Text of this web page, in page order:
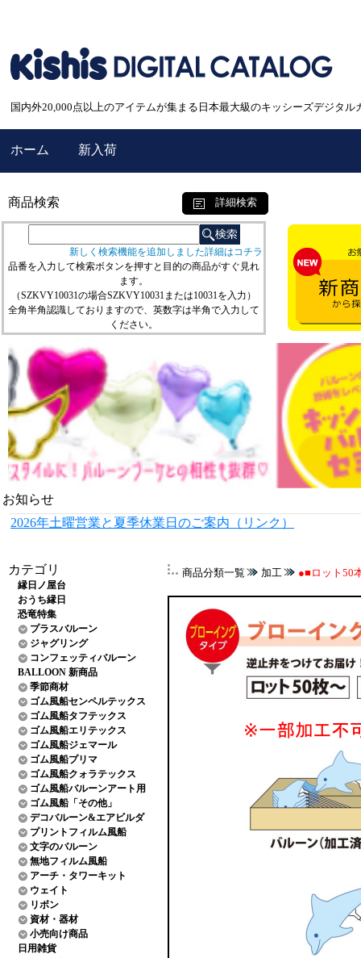
国内外20,000点以上のアイテムが集まる日本最大級のキッシーズデジタル
ホーム 新入荷
商品検索 詳細検索
新しく検索機能を追加しました詳細はコチラ
品番を入力して検索ボタンを押すと目的の商品がすぐ見れ
ます。
（SZKVY10031の場合SZKVY10031または10031を入力）
全角半角認識しておりますので、英数字は半角で入力して
ください。
お知らせ
2026年土曜営業と夏季休業日のご案内（リンク）
カテゴリ
縁日ノ屋台
おうち縁日
恐竜特集
プラスバルーン
ジャグリング
コンフェッティバルーン
BALLOON 新商品
季節商材
ゴム風船センペルテックス
ゴム風船タフテックス
ゴム風船エリテックス
ゴム風船ジェマール
ゴム風船プリマ
ゴム風船クォラテックス
ゴム風船バルーンアート用
ゴム風船「その他」
デコバルーン&エアビルダ
プリントフィルム風船
文字のバルーン
無地フィルム風船
アーチ・タワーキット
ウェイト
リボン
資材・器材
小売向け商品
日用雑貨
商品分類一覧 加工 ●■ロット50